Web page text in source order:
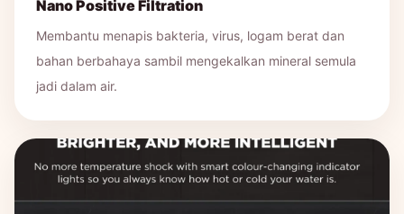
Nano Positive Filtration
Membantu menapis bakteria, virus, logam berat dan
bahan berbahaya sambil mengekalkan mineral semula
jadi dalam air.